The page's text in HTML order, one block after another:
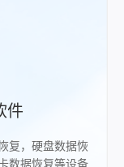
件
复，硬盘数据恢
数据恢复等设备